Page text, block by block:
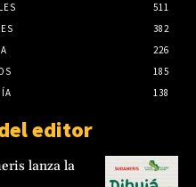
511
382
226
185
138
editor
lanza la